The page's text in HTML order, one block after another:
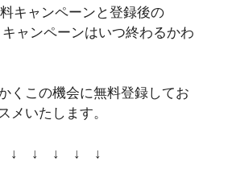
キャンペーンと登録後の
ャンペーンはいつ終わるかわ
くこの機会に無料登録してお
メいたします。
↓ ↓ ↓ ↓ ↓